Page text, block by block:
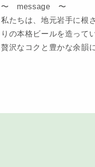
〜 message 〜
私たちは、地元岩手に根
りの本格ビールを造って
贅沢なコクと豊かな余韻